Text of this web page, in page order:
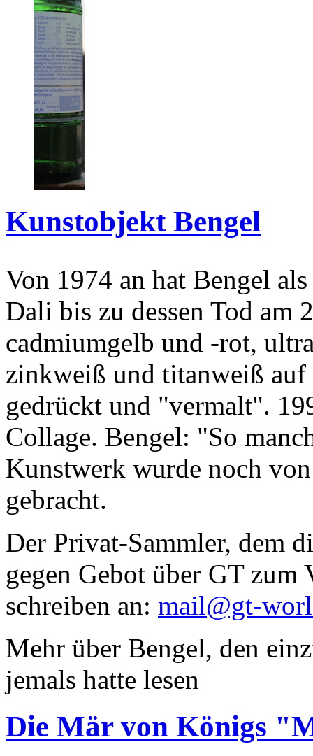
Kunstobjekt Bengel
Von 1974 an hat Bengel
Dali bis zu dessen Tod am
cadmiumgelb und -rot,
zinkweiß und titanweiß
gedrückt und "vermalt".
Collage. Bengel: "So
Kunstwerk wurde noch
gebracht.
Der Privat-Sammler, dem
gegen Gebot über GT zum
schreiben an: mail@gt-
Mehr über Bengel, den
jemals hatte lesen
Die Mär von Königs